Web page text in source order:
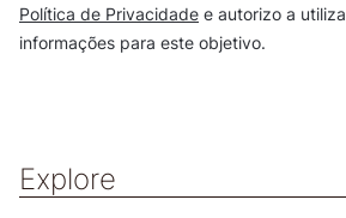
Explore
Política de Privacidade e autorizo a
informações para este objetivo.